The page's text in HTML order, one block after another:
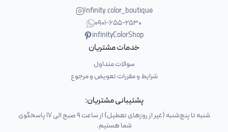
Infinity.color_boutique
0901-655-2530
infinityColorShop
خدمات مشتریان
سوالات متداول
شرایط و مقررات تعویض و مرجوع
پشتیبانی مشتریان:
شنبه تا پنج‌شنبه (غیر از روزهای تعطیل) از ساعت 9 صبح الی 17 پاسخگوی
شما هستیم.